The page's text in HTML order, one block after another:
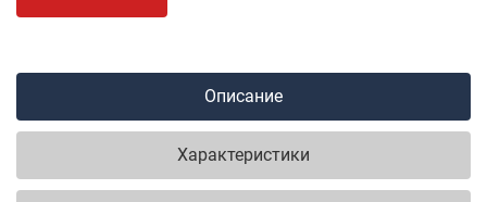
Описание
Характеристики